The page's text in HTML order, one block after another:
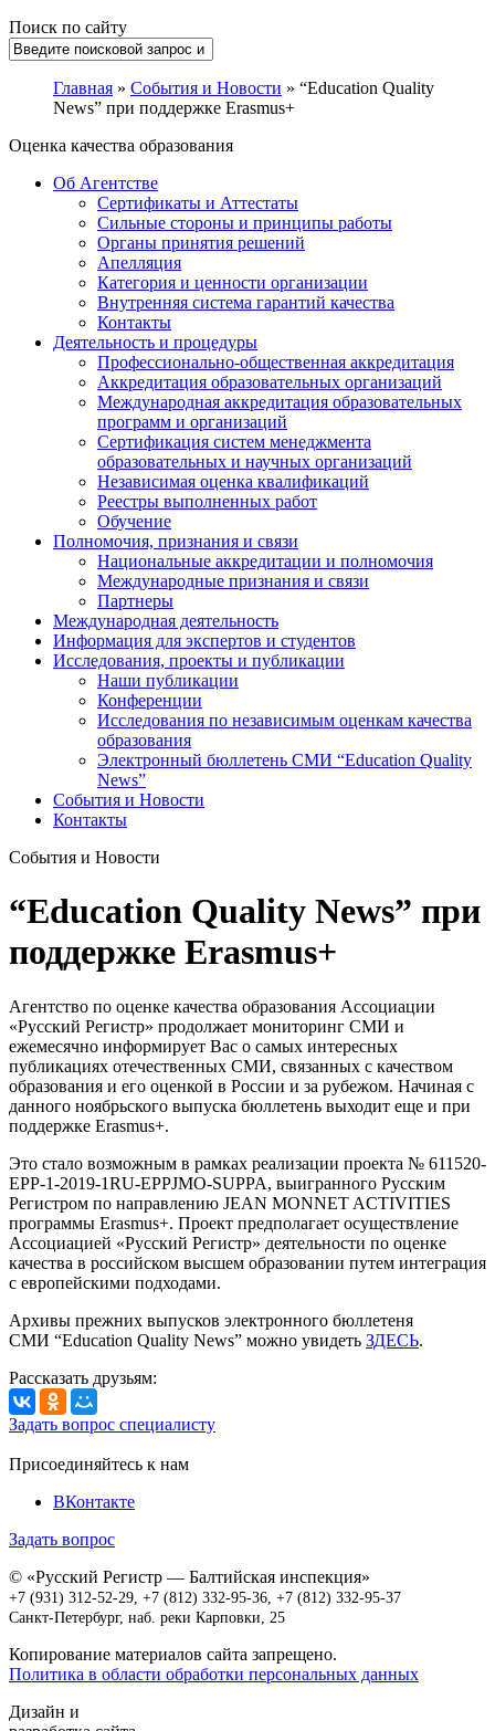
Поиск по сайту
Главная » События и Новости » “Education Quality
News” при поддержке Erasmus+
Оценка качества образования
Об Агентстве
Сертификаты и Аттестаты
Сильные стороны и принципы работы
Органы принятия решений
Апелляция
Категория и ценности организации
Внутренняя система гарантий качества
Контакты
Деятельность и процедуры
Профессионально-общественная аккредитация
Аккредитация образовательных организаций
Международная аккредитация образовательных
программ и организаций
Сертификация систем менеджмента
образовательных и научных организаций
Независимая оценка квалификаций
Реестры выполненных работ
Обучение
Полномочия, признания и связи
Национальные аккредитации и полномочия
Международные признания и связи
Партнеры
Международная деятельность
Информация для экспертов и студентов
Исследования, проекты и публикации
Наши публикации
Конференции
Исследования по независимым оценкам качества
образования
Электронный бюллетень СМИ “Education Quality
News”
События и Новости
Контакты
События и Новости
“Education Quality News” при
поддержке Erasmus+
Агентство по оценке качества образования Ассоциации
«Русский Регистр» продолжает мониторинг СМИ и
ежемесячно информирует Вас о самых интересных
публикациях отечественных СМИ, связанных с качеством
образования и его оценкой в России и за рубежом. Начиная с
данного ноябрьского выпуска бюллетень выходит еще и при
поддержке Erasmus+.
Это стало возможным в рамках реализации проекта № 611520-
EPP-1-2019-1RU-EPPJMO-SUPPA, выигранного Русским
Регистром по направлению JEAN MONNET ACTIVITIES
программы Erasmus+. Проект предполагает осуществление
Ассоциацией «Русский Регистр» деятельности по оценке
качества в российском высшем образовании путем интеграция
с европейскими подходами.
Архивы прежних выпусков электронного бюллетеня
СМИ “Education Quality News” можно увидеть ЗДЕСЬ.
Рассказать друзьям:
Задать вопрос специалисту
Присоединяйтесь к нам
ВКонтакте
Задать вопрос
© «Русский Регистр — Балтийская инспекция»
+7 (931) 312-52-29 +7 (812) 332-95-36, +7 (812) 332-95-37
Санкт-Петербург, наб. реки Карповки, 25
Копирование материалов сайта запрещено.
Политика в области обработки персональных данных
Дизайн и